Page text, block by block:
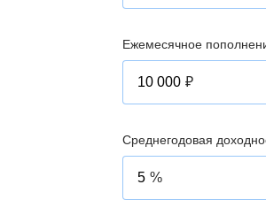
Ежемесячное
₽
Среднегодовая
%